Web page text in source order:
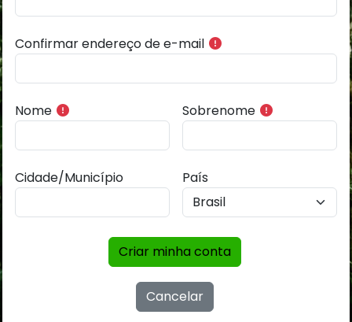
Confirmar endereço de e-mail
Nome Sobrenome
Cidade/Município País